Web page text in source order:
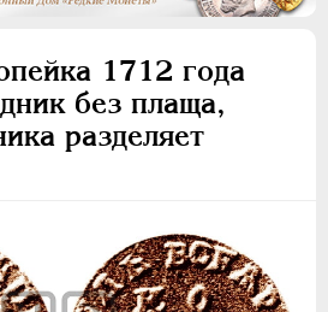
1712 года
без плаща,
разделяет